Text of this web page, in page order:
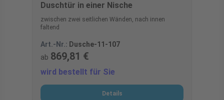
Duschtür in einer Nische
zwischen zwei seitlichen Wänden, nach innen
faltend
Art.-Nr.: Dusche-11-107
ab 869,81 €
wird bestellt für Sie
Details